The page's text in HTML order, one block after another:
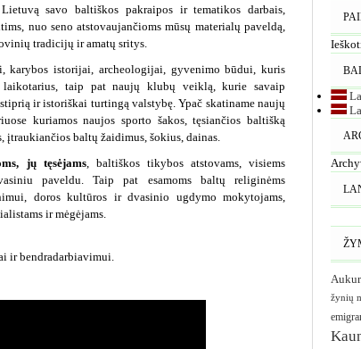
savo baltiškos pakraipos ir tematikos darbais,
nuo seno atstovaujančioms mūsų materialų paveldą,
tradicijų ir amatų sritys.
karybos istorijai, archeologijai, gyvenimo būdui, kuris
taip pat naujų klubų veiklą, kurie savaip
ir istoriškai turtingą valstybę. Ypač skatiname naujų
kuriamos naujos sporto šakos, tęsiančios baltišką
įtraukiančios baltų žaidimus, šokius, dainas.
jų tęsėjams, baltiškos tikybos atstovams, visiems
paveldu. Taip pat esamoms baltų religinėms
doros kultūros ir dvasinio ugdymo mokytojams,
ir mėgėjams.
ir bendradarbiavimui.
žynių